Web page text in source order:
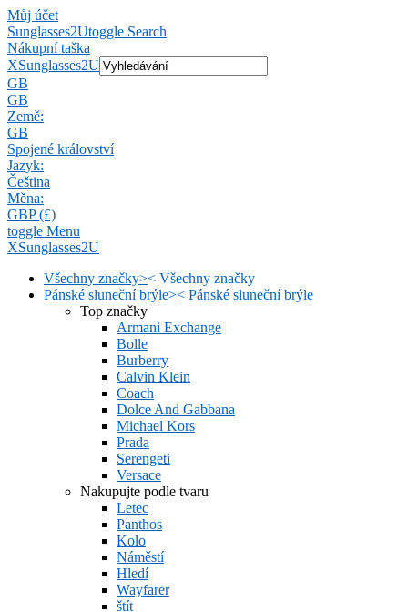
Můj účet
Sunglasses2Utoggle Search
Nákupní taška
XSunglasses2U
GB
GB
Země:
GB
Spojené království
Jazyk:
Čeština
Měna:
GBP (£)
toggle Menu
XSunglasses2U
Všechny značky>< Všechny značky
Pánské sluneční brýle>< Pánské sluneční brýle
Top značky
Armani Exchange
Bolle
Burberry
Calvin Klein
Coach
Dolce And Gabbana
Michael Kors
Prada
Serengeti
Versace
Nakupujte podle tvaru
Letec
Panthos
Kolo
Náměstí
Hledí
Wayfarer
štít